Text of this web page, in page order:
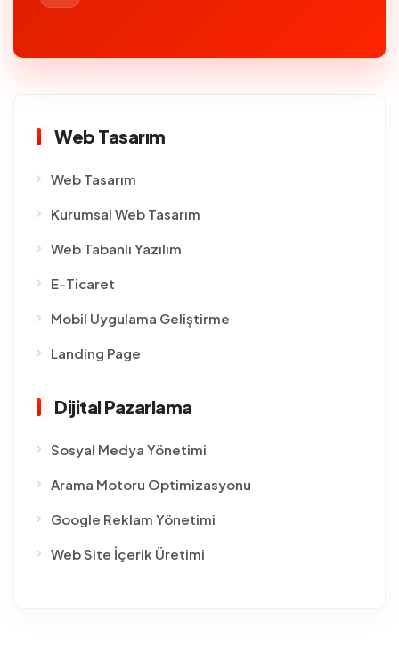
Web Tasarım
Web Tasarım
Kurumsal Web Tasarım
Web Tabanlı Yazılım
E-Ticaret
Mobil Uygulama Geliştirme
Landing Page
Dijital Pazarlama
Sosyal Medya Yönetimi
Arama Motoru Optimizasyonu
Google Reklam Yönetimi
Web Site İçerik Üretimi